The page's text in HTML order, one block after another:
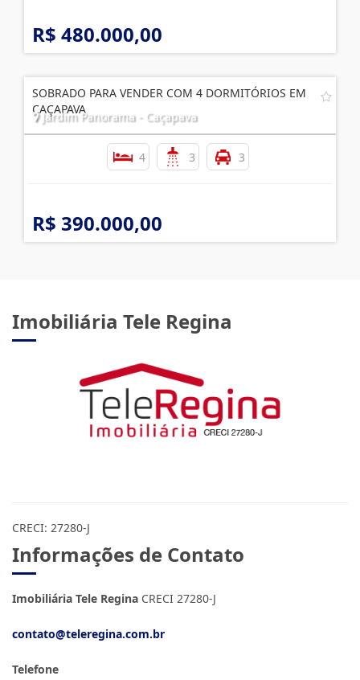
R$ 480.000,00
SOBRADO PARA VENDER COM 4 DORMITÓRIOS EM
CAÇAPAVA
Jardim Panorama - Caçapava
4 3 3
R$ 390.000,00
Imobiliária Tele Regina
CRECI: 27280-J
Informações de Contato
Imobiliária Tele Regina CRECI 27280-J
contato@teleregina.com.br
Telefone